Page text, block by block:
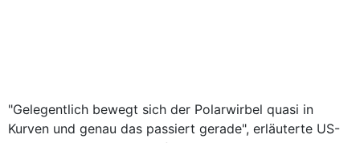
"Gelegentlich bewegt sich der Polarwirbel quasi in
Kurven und genau das passiert gerade", erläuterte US-